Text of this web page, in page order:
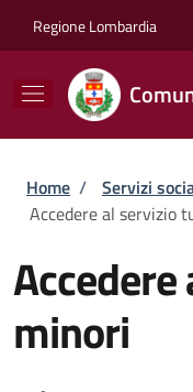
Regione Lombardia
Briciole di
Home / Servizi
Accedere al servizio
minori